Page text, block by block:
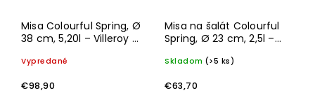
Misa Colourful Spring, Ø
38 cm, 5,20l – Villeroy &
Vypredané
€98,90
Misa na šalát Colourful
Spring, Ø 23 cm, 2,5l –
Skladom (>5 ks)
€63,70